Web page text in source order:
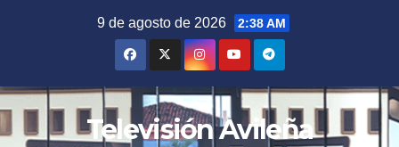
9 de agosto de 2026 2:38 AM
Televisión Avileña